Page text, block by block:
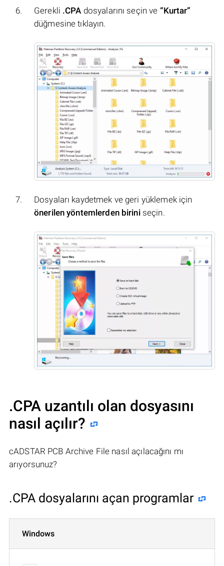
Gerekli .CPA dosyalarını seçin ve “Kurtar”
düğmesine tıklayın.
Dosyaları kaydetmek ve geri yüklemek için
önerilen yöntemlerden biriniseçin.
.CPA uzantılı olan dosyasını
nasıl açılır?
cADSTAR PCB Archive File nasıl açılacağını mı
arıyorsunuz?
.CPA dosyalarını açan programlar
Windows